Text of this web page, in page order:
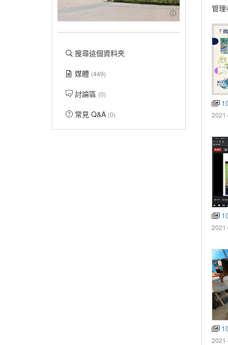
搜尋這個資料夾
媒體 (449)
討論區 (0)
常見 Q&A (0)
管理